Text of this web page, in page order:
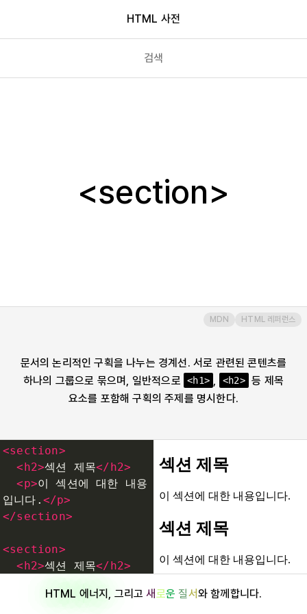
HTML 사전
script
search
section
slot
small
source
span
strong
style
sub
문서의 논리적인 구획을 나누는 경계선. 서로 관련된 콘텐츠를
하나의 그룹으로 묶으며, 일반적으로
<h1> , <h2> 등 제목
요소를 포함해 구획의 주제를 명시한다.
MDN HTML 레퍼런스
<section>
< h2>섹션 제목</ h2>
<p>이 섹션에 대한 내용
입니다. </p>
</section>
<section>
< h2>섹션 제목</ h2>
</ p>
HTML 에너지 , 그리고새로운 질서와 함께합니다.